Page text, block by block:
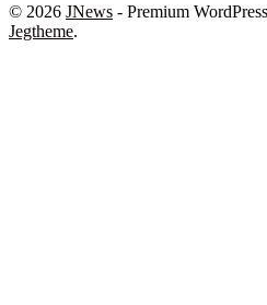
© 2026 JNews - Premium
Jegtheme.